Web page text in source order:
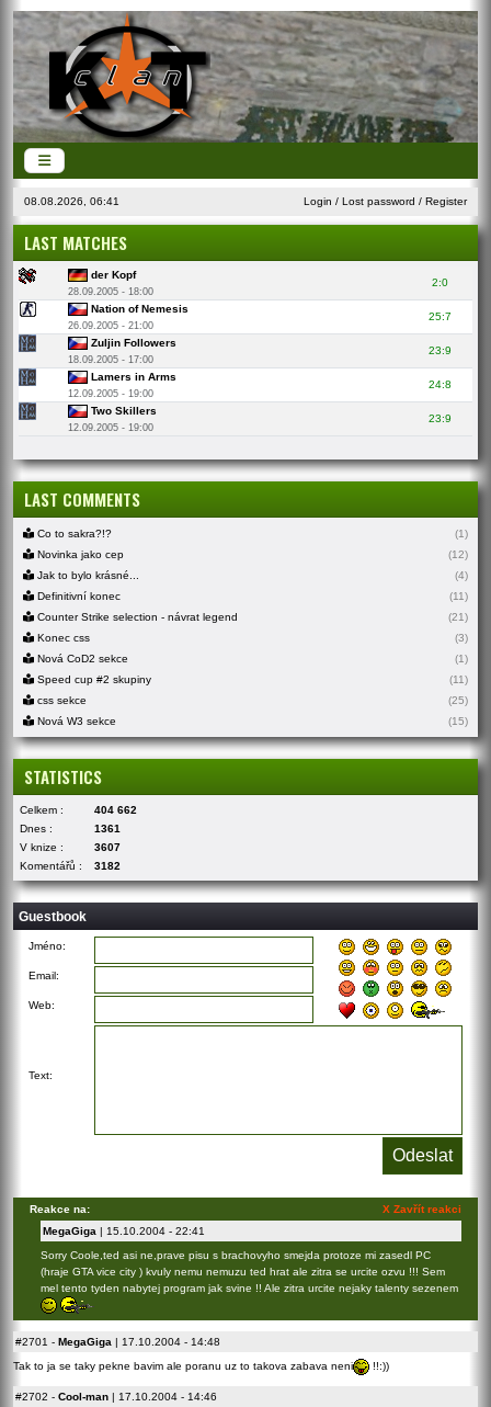
08.08.2026, 06:41 Login / Lost password / Register
LAST MATCHES
der Kopf
28.09.2005 - 18:00
2:0
Nation of Nemesis
26.09.2005 - 21:00
25:7
Zuljin Followers
18.09.2005 - 17:00
23:9
Lamers in Arms
12.09.2005 - 19:00
24:8
Two Skillers
12.09.2005 - 19:00
23:9
LAST COMMENTS
Co to sakra?!?
(1)
Novinka jako cep
(12)
Jak to bylo krásné...
(4)
Definitivní konec
(11)
Counter Strike selection - návrat legend
(21)
Konec css
(3)
Nová CoD2 sekce
(1)
Speed cup #2 skupiny
(11)
css sekce
(25)
Nová W3 sekce
(15)
STATISTICS
Celkem :
404 662
Dnes :
1361
V knize :
3607
Komentářů :
3182
Guestbook
Jméno:
Email:
Web:
Text:
X Zavřít reakci
Reakce na:
MegaGiga | 15.10.2004 - 22:41
Sorry Coole,ted asi ne,prave pisu s brachovyho smejda protoze mi zasedl PC
(hraje GTA vice city ) kvuly nemu nemuzu ted hrat ale zitra se urcite ozvu !!! Sem
mel tento tyden nabytej program jak svine !! Ale zitra urcite nejaky talenty sezenem
#2701 - MegaGiga | 17.10.2004 - 14:48
Tak to ja se taky pekne bavim ale poranu uz to takova zabava neni
!!:))
#2702 - Cool-man | 17.10.2004 - 14:46